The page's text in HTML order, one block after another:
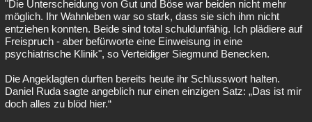
"Die Unterscheidung von Gut und Böse war beiden nicht mehr
möglich. Ihr Wahnleben war so stark, dass sie sich ihm nicht
entziehen konnten. Beide sind total schuldunfähig. Ich plädiere auf
Freispruch - aber befürworte eine Einweisung in eine
psychiatrische Klinik", so Verteidiger Siegmund Benecken.
Die Angeklagten durften bereits heute ihr Schlusswort halten.
Daniel Ruda sagte angeblich nur einen einzigen Satz: „Das ist mir
doch alles zu blöd hier.“